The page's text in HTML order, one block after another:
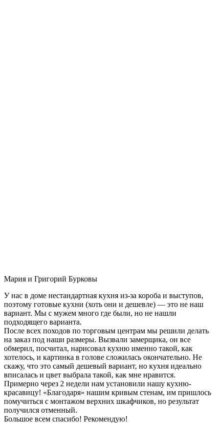
Мария и Григорий Бурковы
У нас в доме нестандартная кухня из-за короба и выступов,
поэтому готовые кухни (хоть они и дешевле) — это не наш
вариант. Мы с мужем много где были, но не нашли
подходящего варианта.
После всех походов по торговым центрам мы решили делать
на заказ под наши размеры. Вызвали замерщика, он все
обмерил, посчитал, нарисовал кухню именно такой, как
хотелось, и картинка в голове сложилась окончательно. Не
скажу, что это самый дешевый вариант, но кухня идеально
вписалась и цвет выбрала такой, как мне нравится.
Примерно через 2 недели нам установили нашу кухню-
красавицу! «Благодаря» нашим кривым стенам, им пришлось
помучиться с монтажом верхних шкафчиков, но результат
получился отменный.
Большое всем спасибо! Рекомендую!